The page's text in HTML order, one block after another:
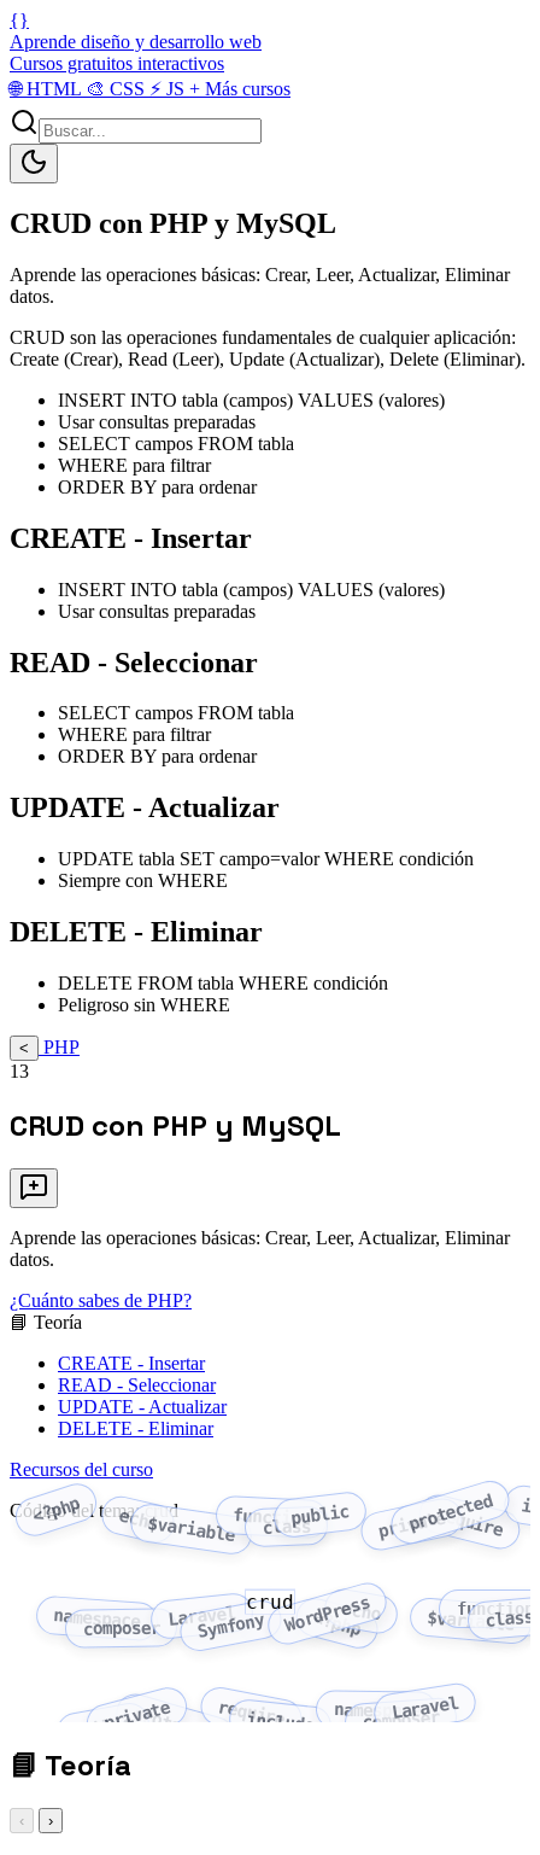
{}
Aprende diseño y desarrollo web
Cursos gratuitos interactivos
🌐HTML 🎨 CSS ⚡ JS + Más cursos
CRUD con PHP y MySQL
Aprende las operaciones básicas: Crear, Leer, Actualizar, Eliminar
datos.
CRUD son las operaciones fundamentales de cualquier aplicación:
Create (Crear), Read (Leer), Update (Actualizar), Delete (Eliminar).
INSERT INTO tabla (campos) VALUES (valores)
Usar consultas preparadas
SELECT campos FROM tabla
WHERE para filtrar
ORDER BY para ordenar
CREATE - Insertar
INSERT INTO tabla (campos) VALUES (valores)
Usar consultas preparadas
READ - Seleccionar
SELECT campos FROM tabla
WHERE para filtrar
ORDER BY para ordenar
UPDATE - Actualizar
UPDATE tabla SET campo=valor WHERE condición
Siempre con WHERE
DELETE - Eliminar
DELETE FROM tabla WHERE condición
Peligroso sin WHERE
<
PHP
13
CRUD con PHP y MySQL
Aprende las operaciones básicas: Crear, Leer, Actualizar, Eliminar
datos.
¿Cuánto sabes de PHP?
📘 Teoría
CREATE - Insertar
READ - Seleccionar
UPDATE - Actualizar
DELETE - Eliminar
Recursos del curso
Código del tema: crud
<?php echo$variablefunction
classpublic private
protected
require
namespace
composer Laravel
Symfony WordPress
<?phpecho $variable
function
class
public
private
protectedrequire
include namespace
composer
Laravel
crud
📘 Teoría
‹ ›